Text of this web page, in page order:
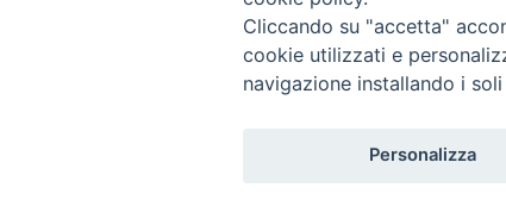
Copyright © 2019 - Tutti i diritti riservati -
Cliccando su "accetta"
cookie utilizzati e
navigazione installando i
Personalizza